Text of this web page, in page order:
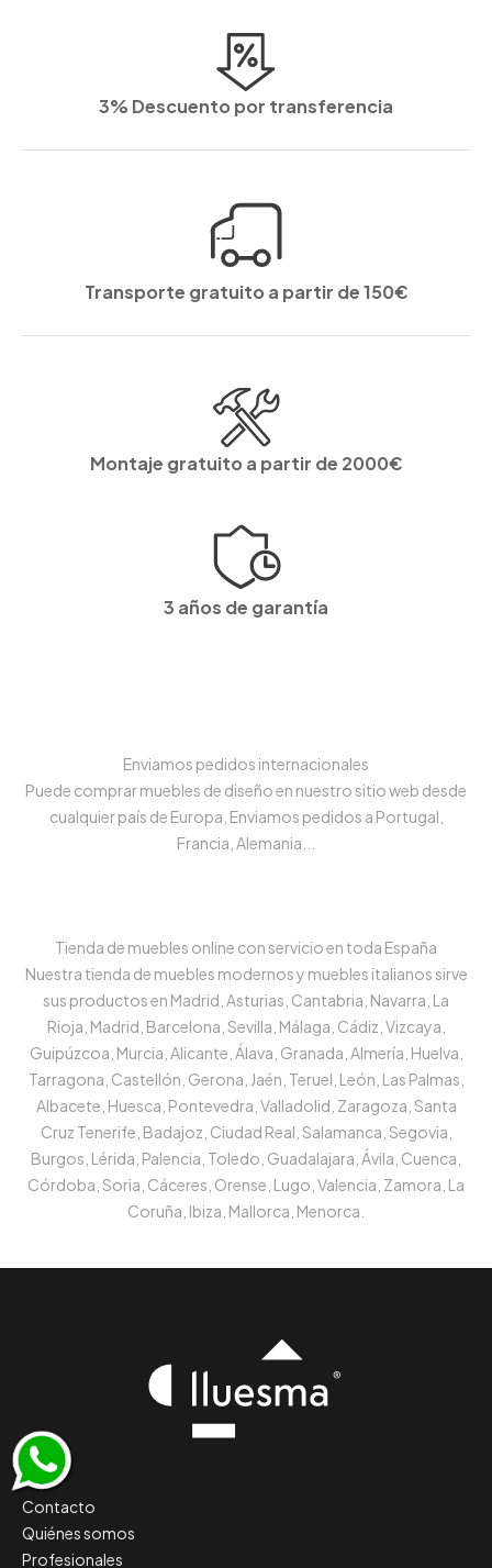
3% Descuento por transferencia
Transporte gratuito a partir de 150€
Montaje gratuito a partir de 2000€
3 años de garantía
Enviamos pedidos internacionales
Puede comprar muebles de diseño en nuestro sitio web desde
cualquier país de Europa, Enviamos pedidos a Portugal,
Francia, Alemania...
Tienda de muebles online con servicio en toda España
Nuestra tienda de muebles modernos y muebles italianos sirve
sus productos en Madrid, Asturias, Cantabria, Navarra, La
Rioja, Madrid, Barcelona, Sevilla, Málaga, Cádiz, Vizcaya,
Guipúzcoa, Murcia, Alicante, Álava, Granada, Almería, Huelva,
Tarragona, Castellón, Gerona, Jaén, Teruel, León, Las Palmas,
Albacete, Huesca, Pontevedra, Valladolid, Zaragoza, Santa
Cruz Tenerife, Badajoz, Ciudad Real, Salamanca, Segovia,
Burgos, Lérida, Palencia, Toledo, Guadalajara, Ávila, Cuenca,
Córdoba, Soria, Cáceres, Orense, Lugo, Valencia, Zamora, La
Coruña, Ibiza, Mallorca, Menorca.
Contacto
Quiénes somos
Profesionales